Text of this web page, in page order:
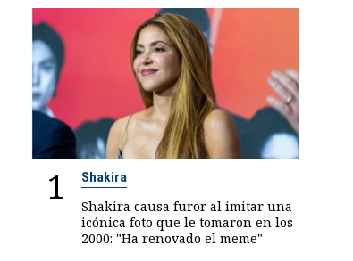
1 Shakira
Shakira causa furor al imitar una
icónica foto que le tomaron en los
2000: "Ha renovado el meme"